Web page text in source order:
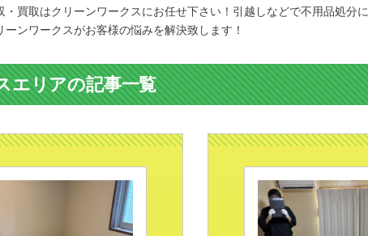
・買取はクリーンワークスにお任せ下さい！引越しなどで不用品処分
ーンワークスがお客様の悩みを解決致します！
エリアの記事一覧